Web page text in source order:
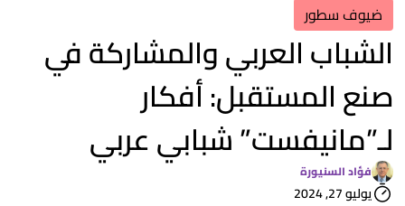
ضيوف سطور
الشباب العربي والمشاركة في
صنع المستقبل: أفكار
لـ”مانيفست” شبابي عربي
فؤاد السنيورة
يوليو 27, 2024